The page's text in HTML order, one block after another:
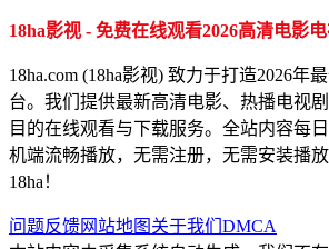
18ha影视 - 免费在线观看2026高清电影电
18ha.com (18ha影视) 致力于打造2026年
台。我们提供最新高清电影、热播电视
目的在线观看与下载服务。全站内容每
机端流畅播放，无需注册，无需安装播
18ha！
问题反馈网站地图 关于我们 DMCA